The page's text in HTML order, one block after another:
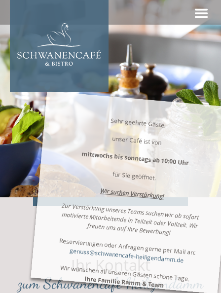
content
Ihr Kontakt
zum Schwanencafé Heiligendamm
Sehr geehrte Gäste,
unser Café ist von
mittwochs bis sonntags ab 10:00 Uhr
für Sie geöffnet.
Wir suchen Verstärkung!
Zur Verstärkung unseres Teams suchen wir ab sofort
motivierte Mitarbeitende in Teilzeit oder Vollzeit. Wir freuen uns auf Ihre Bewerbung!
Reservierungen oder Anfragen gerne per Mail an:
genuss@schwanencafe-heiligendamm.de
Wir wünschen all unseren Gästen schöne Tage.
Ihre Familie Ramm & Team